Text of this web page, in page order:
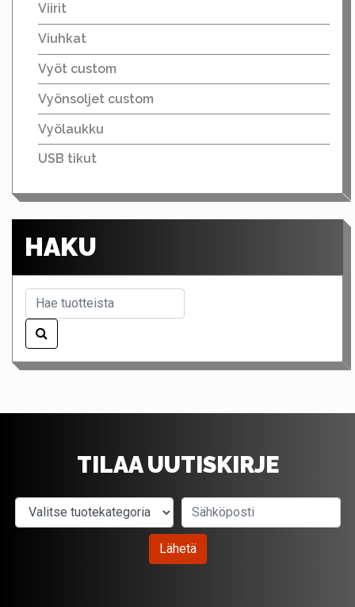
Viirit
Viuhkat
Vyöt custom
Vyönsoljet custom
Vyölaukku
USB tikut
HAKU
TILAA UUTISKIRJE
Valitse tuotekategoria
Lähetä